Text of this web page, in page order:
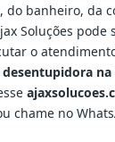
, do banheiro, da
Soluções pode
o
desentupidora na
chame no